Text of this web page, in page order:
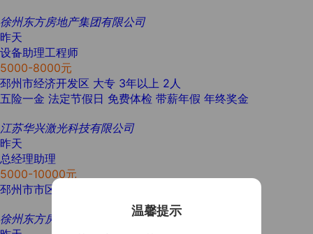
徐州东方房地产集团有限公司
昨天
设备助理工程师
5000-8000元
邳州市经济开发区 大专 3年以上 2人
五险一金 法定节假日 免费体检 带薪年假 年终奖金
江苏华兴激光科技有限公司
昨天
总经理助理
5000-10000元
邳州市市区
徐州东方房地产集团有限公司
温馨提示